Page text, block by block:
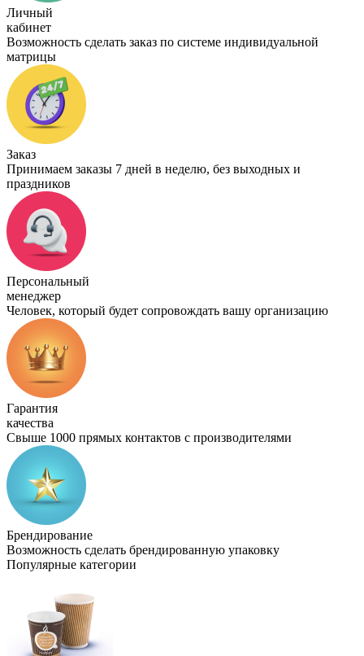
Личный
кабинет
Возможность сделать заказ по системе индивидуальной
матрицы
Заказ
Принимаем заказы 7 дней в неделю, без выходных и
праздников
Персональный
менеджер
Человек, который будет сопровождать вашу организацию
Гарантия
качества
Свыше 1000 прямых контактов с производителями
Брендирование
Возможность сделать брендированную упаковку
Популярные категории